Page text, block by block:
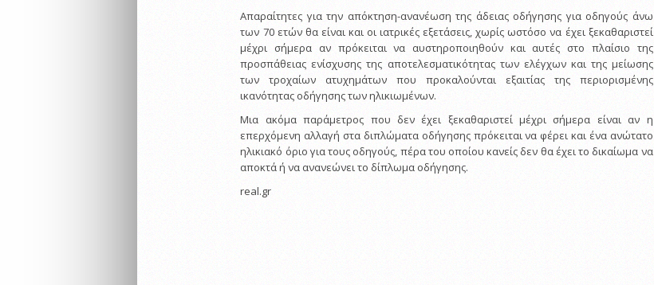
Απαραίτητες για την απόκτηση-ανανέωση της άδειας οδήγησης για οδηγούς άνω
των 70 ετών θα είναι και οι ιατρικές εξετάσεις, χωρίς ωστόσο να έχει ξεκαθαριστεί
μέχρι σήμερα αν πρόκειται να αυστηροποιηθούν και αυτές στο πλαίσιο της
προσπάθειας ενίσχυσης της αποτελεσματικότητας των ελέγχων και της μείωσης
των τροχαίων ατυχημάτων που προκαλούνται εξαιτίας της περιορισμένης
ικανότητας οδήγησης των ηλικιωμένων.
Μια ακόμα παράμετρος που δεν έχει ξεκαθαριστεί μέχρι σήμερα είναι αν η
επερχόμενη αλλαγή στα διπλώματα οδήγησης πρόκειται να φέρει και ένα ανώτατο
ηλικιακό όριο για τους οδηγούς, πέρα του οποίου κανείς δεν θα έχει το δικαίωμα να
αποκτά ή να ανανεώνει το δίπλωμα οδήγησης.
real.gr